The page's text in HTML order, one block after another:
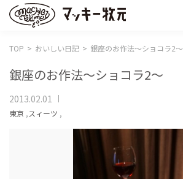
TOP おいしい日記 銀座のお作法〜ショコラ2〜
銀座のお作法〜ショコラ2〜
2013.02.01
東京 ,スィーツ ,